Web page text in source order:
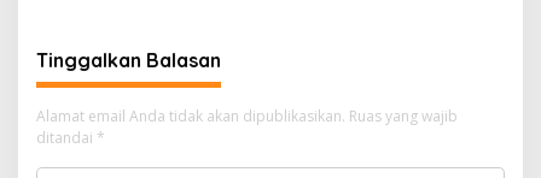
Tinggalkan Balasan
Alamat email Anda tidak akan dipublikasikan. Ruas yang wajib
ditandai *